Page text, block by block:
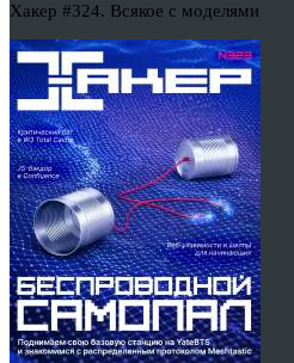
Хакер #324. Всякое с моделями